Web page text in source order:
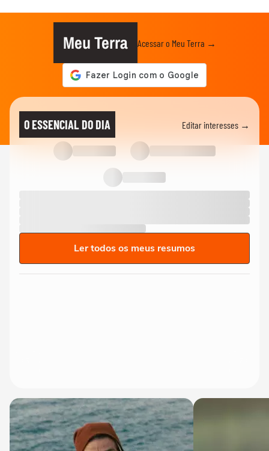
Meu Terra Acessar o Meu Terra →
O ESSENCIAL DO DIA Editar interesses →
Ler todos os meus resumos